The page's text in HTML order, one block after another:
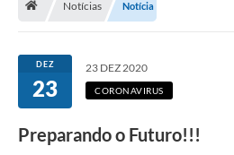
Notícias Notícia
DEZ
23
23 DEZ 2020
CORONAVIRUS
Preparando o Futuro!!!